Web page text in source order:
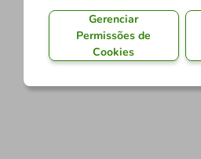
Gerenciar
Permissões de
Cookies